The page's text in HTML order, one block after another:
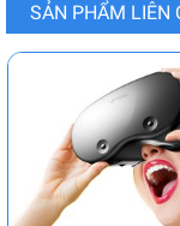
SẢN PHẨM LIÊN